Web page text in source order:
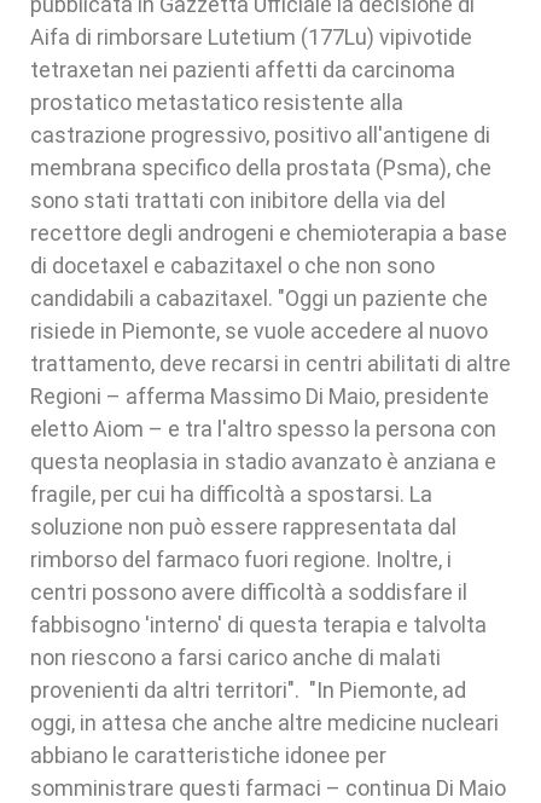
Aifa di rimborsare Lutetium (177Lu) vipivotide
tetraxetan nei pazienti affetti da carcinoma
prostatico metastatico resistente alla
castrazione progressivo, positivo all'antigene di
membrana specifico della prostata (Psma), che
sono stati trattati con inibitore della via del
recettore degli androgeni e chemioterapia a base
di docetaxel e cabazitaxel o che non sono
candidabili a cabazitaxel. "Oggi un paziente che
risiede in Piemonte, se vuole accedere al nuovo
trattamento, deve recarsi in centri abilitati di altre
Regioni – afferma Massimo Di Maio, presidente
eletto Aiom – e tra l'altro spesso la persona con
questa neoplasia in stadio avanzato è anziana e
fragile, per cui ha difficoltà a spostarsi. La
soluzione non può essere rappresentata dal
rimborso del farmaco fuori regione. Inoltre, i
centri possono avere difficoltà a soddisfare il
fabbisogno 'interno' di questa terapia e talvolta
non riescono a farsi carico anche di malati
provenienti da altri territori". "In Piemonte, ad
oggi, in attesa che anche altre medicine nucleari
abbiano le caratteristiche idonee per
somministrare questi farmaci – continua Di Maio